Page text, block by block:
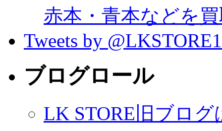
赤本・青本などを
Tweets by @LKSTORE1
ブログロール
LK STORE旧ブロ